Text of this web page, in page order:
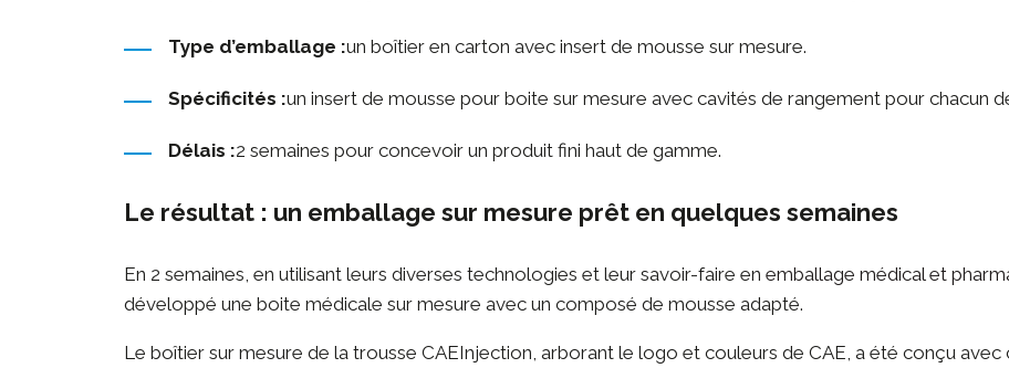
Type d’emballage :un boîtier en carton avec insert de mousse sur mesure.
Spécificités :un insert de mousse pour boite sur mesure avec cavités de rangement pour chacun
Délais :2 semaines pour concevoir un produit fini haut de gamme.
Le résultat : un emballage sur mesure prêt en quelques semaines
En 2 semaines, en utilisant leurs diverses technologies et leur savoir-faire en emballage médical et
développé une boite médicale sur mesure avec un composé de mousse adapté.
Le boîtier sur mesure de la trousse CAEInjection, arborant le logo et couleurs de CAE, a été conçu